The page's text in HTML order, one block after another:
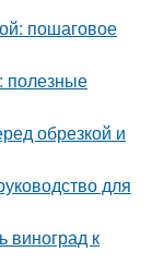
пошаговое
полезные
обрезкой и
для
виноград к